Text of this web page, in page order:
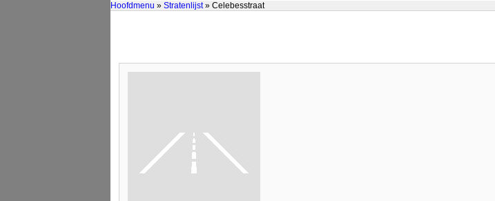
Hoofdmenu » Stratenlijst» Celebesstraat